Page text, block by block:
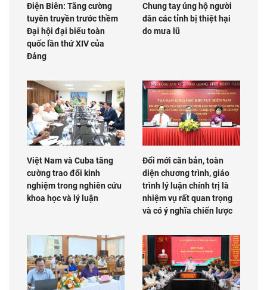
Điện Biên: Tăng cường
tuyên truyền trước thềm
Đại hội đại biểu toàn
quốc lần thứ XIV của
Đảng
Chung tay ủng hộ người
dân các tỉnh bị thiệt hại
do mưa lũ
Việt Nam và Cuba tăng
cường trao đổi kinh
nghiệm trong nghiên cứu
khoa học và lý luận
Đổi mới căn bản, toàn
diện chương trình, giáo
trình lý luận chính trị là
nhiệm vụ rất quan trọng
và có ý nghĩa chiến lược